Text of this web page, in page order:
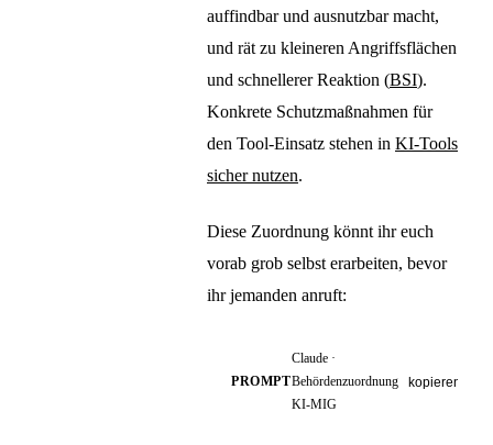
auffindbar und ausnutzbar macht,
und rät zu kleineren Angriffsflächen
und schnellerer Reaktion (BSI).
Konkrete Schutzmaßnahmen für
den Tool-Einsatz stehen in KI-Tools
sicher nutzen.
Diese Zuordnung könnt ihr euch
vorab grob selbst erarbeiten, bevor
ihr jemanden anruft:
PROMPT
Claude ·
Behördenzuordnung
KI-MIG
kopieren